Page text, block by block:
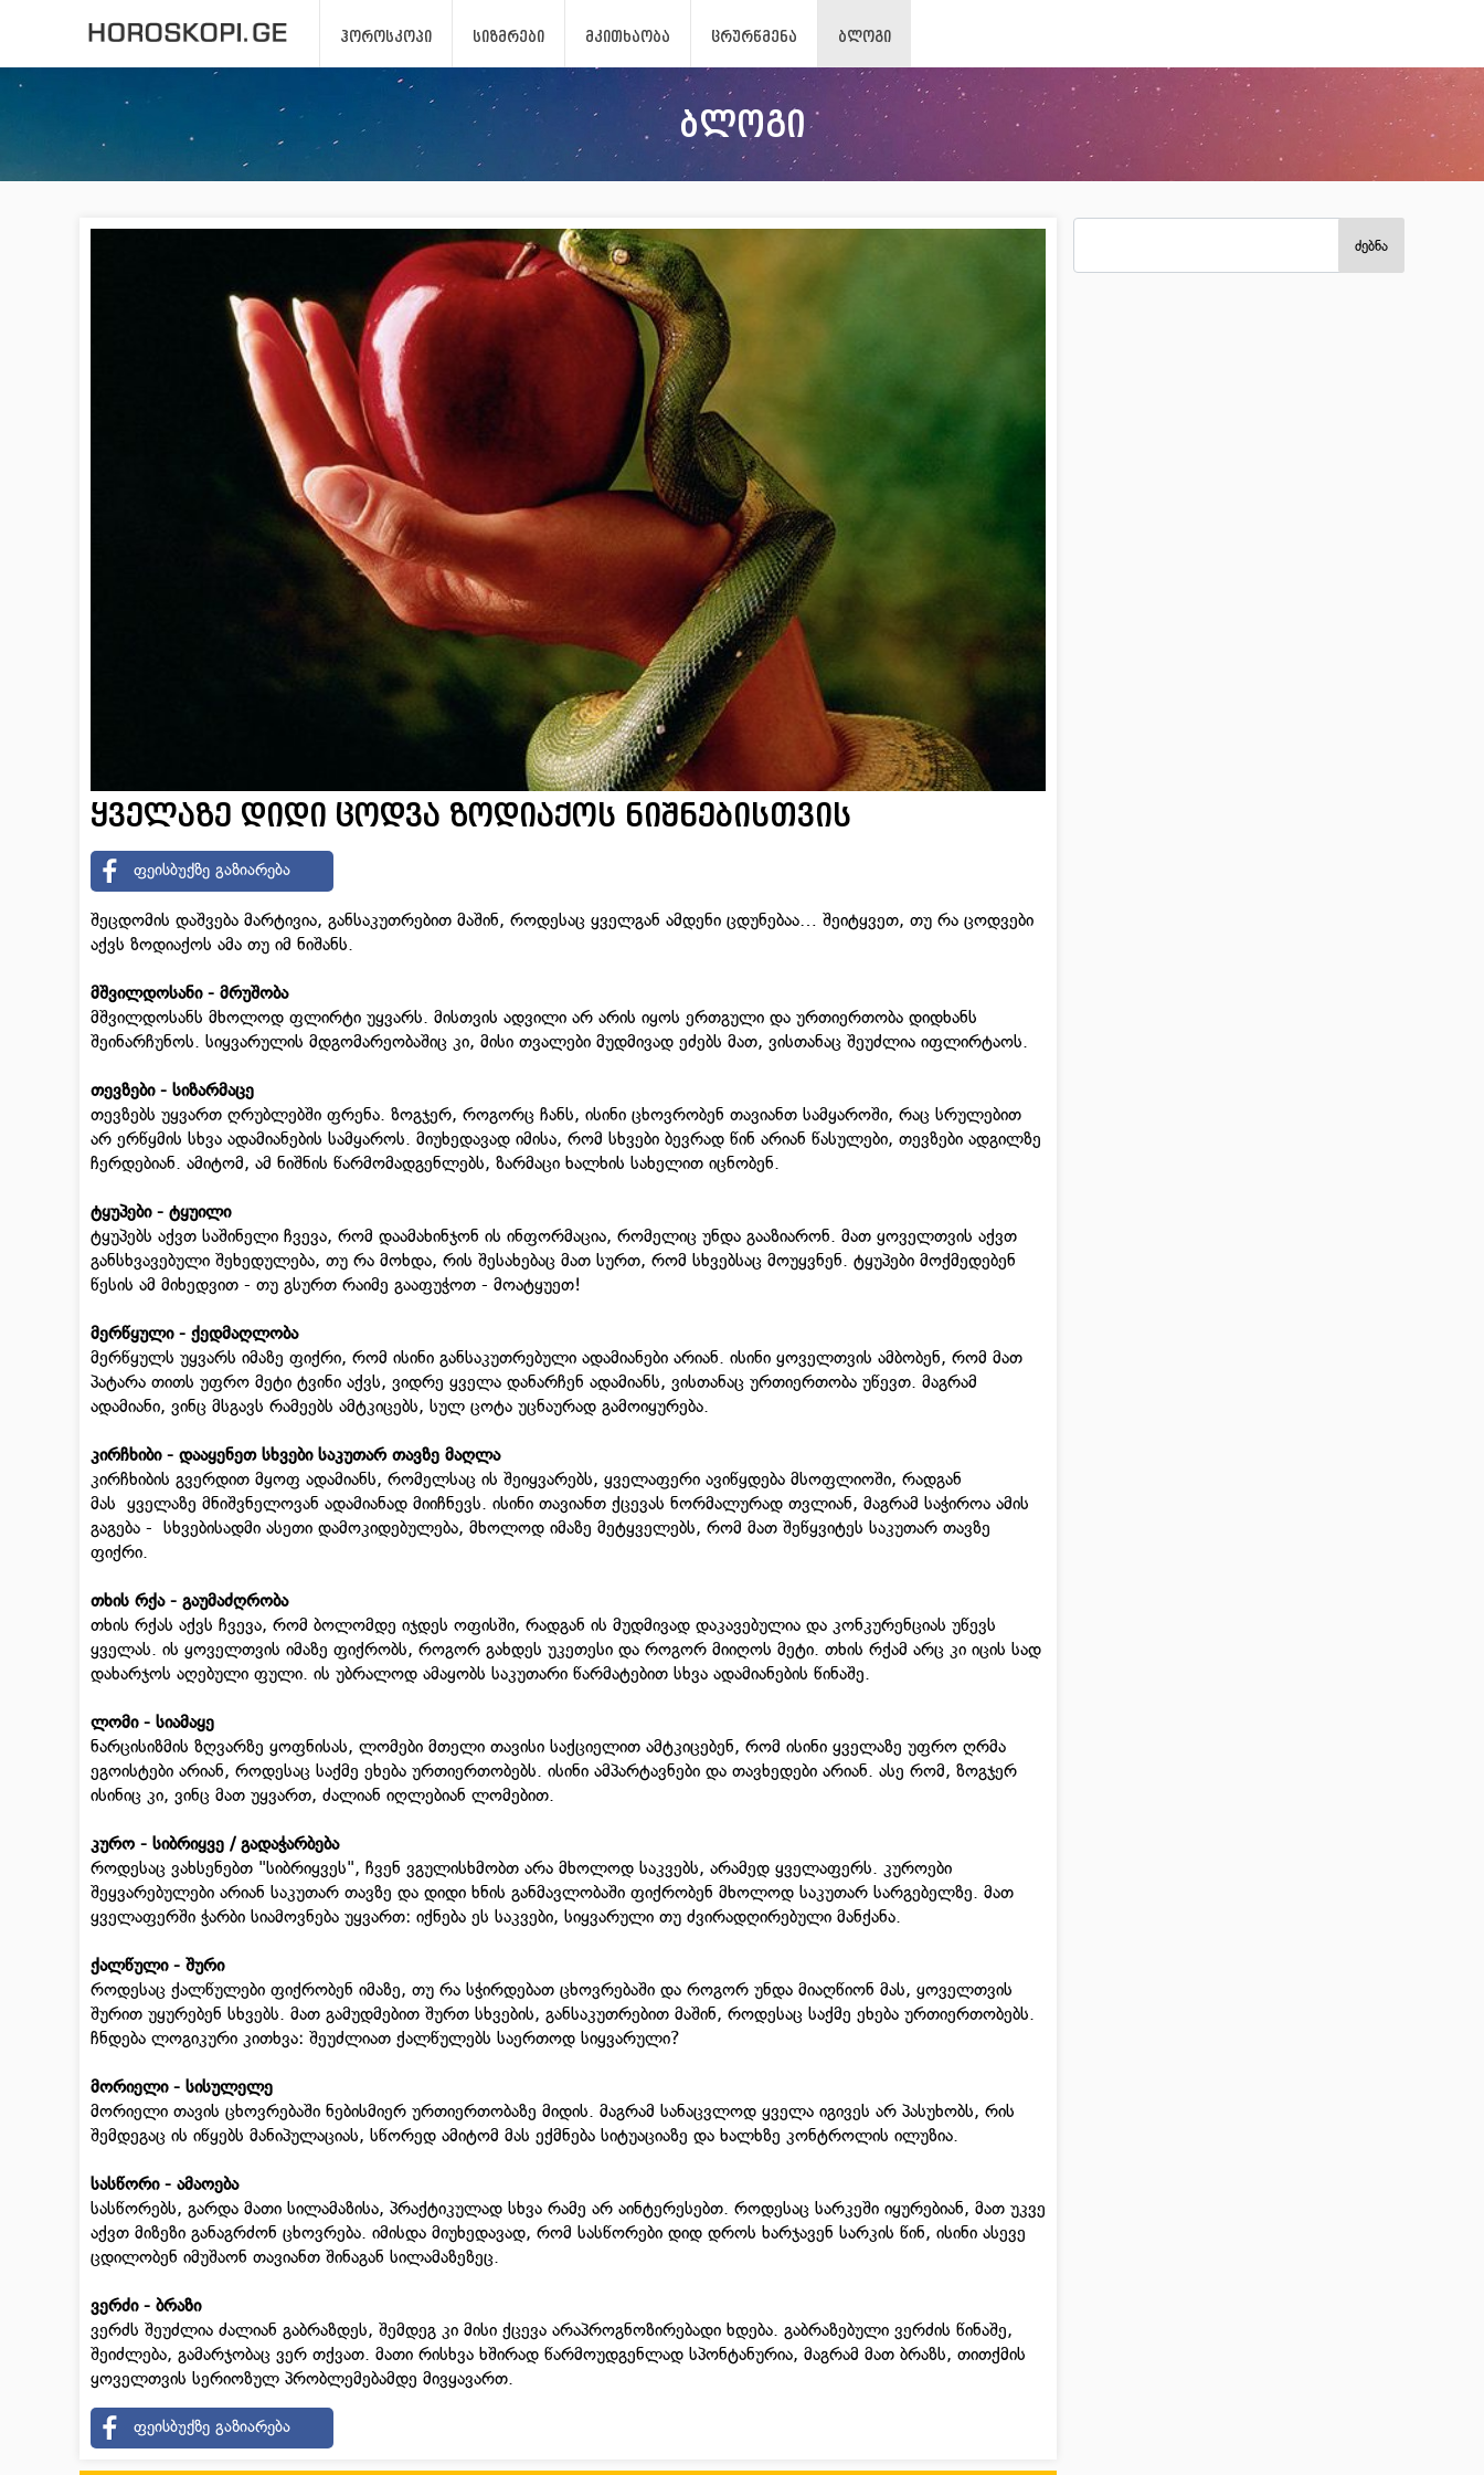
ᲰᲝᲠᲝᲡᲙᲝᲞᲘ ᲡᲘᲖᲛᲠᲔᲑᲘ ᲛᲙᲘᲗᲮᲐᲝᲑᲐ ᲪᲠᲣᲠᲬᲛᲔᲜᲐ ᲑᲚᲝᲒᲘ
ბლოგი
ყველაზე დიდი ცოდვა ზოდიაქოს ნიშნებისთვის
ფეისბუქზე გაზიარება
შეცდომის დაშვება მარტივია, განსაკუთრებით მაშინ, როდესაც ყველგან ამდენი ცდუნებაა… შეიტყვეთ, თუ რა ცოდვები
აქვს ზოდიაქოს ამა თუ იმ ნიშანს.
მშვილდოსანი - მრუშობა
მშვილდოსანს მხოლოდ ფლირტი უყვარს. მისთვის ადვილი არ არის იყოს ერთგული და ურთიერთობა დიდხანს
შეინარჩუნოს. სიყვარულის მდგომარეობაშიც კი, მისი თვალები მუდმივად ეძებს მათ, ვისთანაც შეუძლია იფლირტაოს.
თევზები - სიზარმაცე
თევზებს უყვართ ღრუბლებში ფრენა. ზოგჯერ, როგორც ჩანს, ისინი ცხოვრობენ თავიანთ სამყაროში, რაც სრულებით
არ ერწყმის სხვა ადამიანების სამყაროს. მიუხედავად იმისა, რომ სხვები ბევრად წინ არიან წასულები, თევზები ადგილზე
ჩერდებიან. ამიტომ, ამ ნიშნის წარმომადგენლებს, ზარმაცი ხალხის სახელით იცნობენ.
ტყუპები - ტყუილი
ტყუპებს აქვთ საშინელი ჩვევა, რომ დაამახინჯონ ის ინფორმაცია, რომელიც უნდა გააზიარონ. მათ ყოველთვის აქვთ
განსხვავებული შეხედულება, თუ რა მოხდა, რის შესახებაც მათ სურთ, რომ სხვებსაც მოუყვნენ. ტყუპები მოქმედებენ
წესის ამ მიხედვით - თუ გსურთ რაიმე გააფუჭოთ - მოატყუეთ!
მერწყული - ქედმაღლობა
მერწყულს უყვარს იმაზე ფიქრი, რომ ისინი განსაკუთრებული ადამიანები არიან. ისინი ყოველთვის ამბობენ, რომ მათ
პატარა თითს უფრო მეტი ტვინი აქვს, ვიდრე ყველა დანარჩენ ადამიანს, ვისთანაც ურთიერთობა უწევთ. მაგრამ
ადამიანი, ვინც მსგავს რამეებს ამტკიცებს, სულ ცოტა უცნაურად გამოიყურება.
კირჩხიბი - დააყენეთ სხვები საკუთარ თავზე მაღლა
კირჩხიბის გვერდით მყოფ ადამიანს, რომელსაც ის შეიყვარებს, ყველაფერი ავიწყდება მსოფლიოში, რადგან
მას ყველაზე მნიშვნელოვან ადამიანად მიიჩნევს. ისინი თავიანთ ქცევას ნორმალურად თვლიან, მაგრამ საჭიროა ამის
გაგება - სხვებისადმი ასეთი დამოკიდებულება, მხოლოდ იმაზე მეტყველებს, რომ მათ შეწყვიტეს საკუთარ თავზე
ფიქრი.
თხის რქა - გაუმაძღრობა
თხის რქას აქვს ჩვევა, რომ ბოლომდე იჯდეს ოფისში, რადგან ის მუდმივად დაკავებულია და კონკურენციას უწევს
ყველას. ის ყოველთვის იმაზე ფიქრობს, როგორ გახდეს უკეთესი და როგორ მიიღოს მეტი. თხის რქამ არც კი იცის სად
დახარჯოს აღებული ფული. ის უბრალოდ ამაყობს საკუთარი წარმატებით სხვა ადამიანების წინაშე.
ლომი - სიამაყე
ნარცისიზმის ზღვარზე ყოფნისას, ლომები მთელი თავისი საქციელით ამტკიცებენ, რომ ისინი ყველაზე უფრო ღრმა
ეგოისტები არიან, როდესაც საქმე ეხება ურთიერთობებს. ისინი ამპარტავნები და თავხედები არიან. ასე რომ, ზოგჯერ
ისინიც კი, ვინც მათ უყვართ, ძალიან იღლებიან ლომებით.
კურო - სიბრიყვე / გადაჭარბება
როდესაც ვახსენებთ "სიბრიყვეს", ჩვენ ვგულისხმობთ არა მხოლოდ საკვებს, არამედ ყველაფერს. კუროები
შეყვარებულები არიან საკუთარ თავზე და დიდი ხნის განმავლობაში ფიქრობენ მხოლოდ საკუთარ სარგებელზე. მათ
ყველაფერში ჭარბი სიამოვნება უყვართ: იქნება ეს საკვები, სიყვარული თუ ძვირადღირებული მანქანა.
ქალწული - შური
როდესაც ქალწულები ფიქრობენ იმაზე, თუ რა სჭირდებათ ცხოვრებაში და როგორ უნდა მიაღწიონ მას, ყოველთვის
შურით უყურებენ სხვებს. მათ გამუდმებით შურთ სხვების, განსაკუთრებით მაშინ, როდესაც საქმე ეხება ურთიერთობებს.
ჩნდება ლოგიკური კითხვა: შეუძლიათ ქალწულებს საერთოდ სიყვარული?
მორიელი - სისულელე
მორიელი თავის ცხოვრებაში ნებისმიერ ურთიერთობაზე მიდის. მაგრამ სანაცვლოდ ყველა იგივეს არ პასუხობს, რის
შემდეგაც ის იწყებს მანიპულაციას, სწორედ ამიტომ მას ექმნება სიტუაციაზე და ხალხზე კონტროლის ილუზია.
სასწორი - ამაოება
სასწორებს, გარდა მათი სილამაზისა, პრაქტიკულად სხვა რამე არ აინტერესებთ. როდესაც სარკეში იყურებიან, მათ უკვე
აქვთ მიზეზი განაგრძონ ცხოვრება. იმისდა მიუხედავად, რომ სასწორები დიდ დროს ხარჯავენ სარკის წინ, ისინი ასევე
ცდილობენ იმუშაონ თავიანთ შინაგან სილამაზეზეც.
ვერძი - ბრაზი
ვერძს შეუძლია ძალიან გაბრაზდეს, შემდეგ კი მისი ქცევა არაპროგნოზირებადი ხდება. გაბრაზებული ვერძის წინაშე,
შეიძლება, გამარჯობაც ვერ თქვათ. მათი რისხვა ხშირად წარმოუდგენლად სპონტანურია, მაგრამ მათ ბრაზს, თითქმის
ყოველთვის სერიოზულ პრობლემებამდე მივყავართ.
ფეისბუქზე გაზიარება
ძებნა